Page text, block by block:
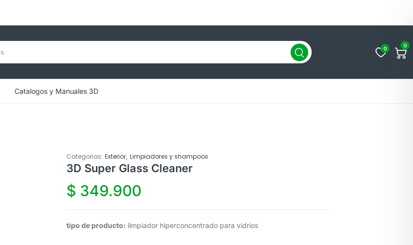
0 0
Catalogos y Manuales 3D
Categorias: Exterior, Limpiadores y shampoos
3D Super Glass Cleaner
$ 349.900
tipo de producto: limpiador hiperconcentrado para vidrios